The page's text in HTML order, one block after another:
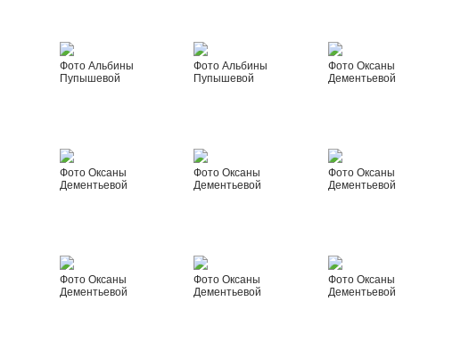
Фото Альбины
Пупышевой
Фото Альбины
Пупышевой
Фото Оксаны
Дементьевой
Фото Оксаны
Дементьевой
Фото Оксаны
Дементьевой
Фото Оксаны
Дементьевой
Фото Оксаны
Дементьевой
Фото Оксаны
Дементьевой
Фото Оксаны
Дементьевой